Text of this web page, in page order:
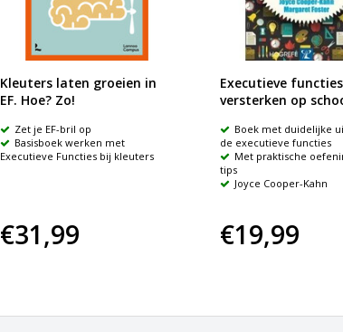
Kleuters laten groeien in
EF. Hoe? Zo!
Zet je EF-bril op
Basisboek werken met
Executieve Functies bij kleuters
€31,99
Executieve functies
versterken op
Boek met duidelijke
de executieve functies
Met praktische
tips
Joyce Cooper-Kahn
€19,99